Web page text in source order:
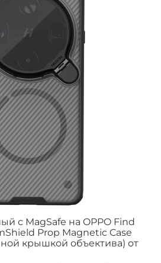
с MagSafe на OPPO Find
Prop Magnetic Case
крышкой объектива) от